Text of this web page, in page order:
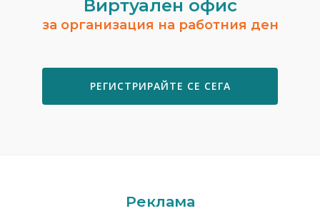
Виртуален офис
за организация на работния ден
РЕГИСТРИРАЙТЕ СЕ СЕГА
Реклама